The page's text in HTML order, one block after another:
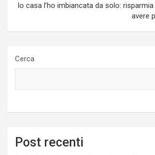
Io casa l’ho imbiancata da solo:
avere
Cerca
Post recenti